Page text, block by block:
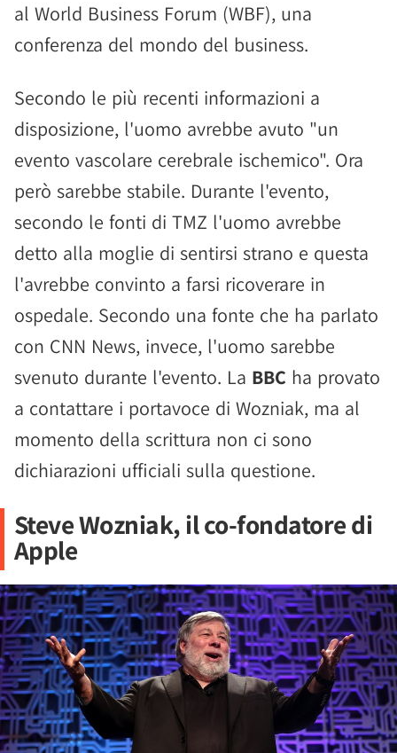
al World Business Forum (WBF), una
conferenza del mondo del business.
Secondo le più recenti informazioni a
disposizione, l'uomo avrebbe avuto "un
evento vascolare cerebrale ischemico". Ora
però sarebbe stabile. Durante l'evento,
secondo le fonti di TMZ l'uomo avrebbe
detto alla moglie di sentirsi strano e questa
l'avrebbe convinto a farsi ricoverare in
ospedale. Secondo una fonte che ha parlato
con CNN News, invece, l'uomo sarebbe
svenuto durante l'evento. La BBC ha provato
a contattare i portavoce di Wozniak, ma al
momento della scrittura non ci sono
dichiarazioni ufficiali sulla questione.
Steve Wozniak, il co-fondatore di
Apple